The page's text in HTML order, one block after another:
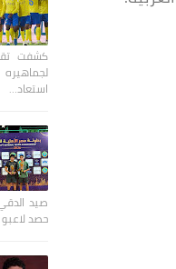
كشفت
استعاد…
صيد
حصد